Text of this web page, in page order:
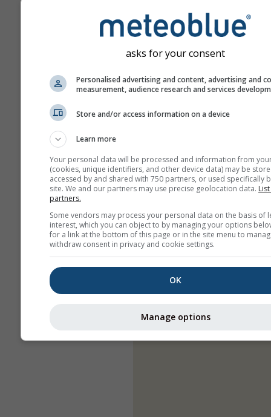
asks for your consent
Personalised advertising and content, advertising and
measurement, audience research and services
Store and/or access information on a device
Learn more
Your personal data will be processed and information from
(cookies, unique identifiers, and other device data) may be
accessed by and shared with 750 partners, or used specifically
site. We and our partners may use precise geolocation data.
partners.
Some vendors may process your personal data on the basis of
interest, which you can object to by managing your options
for a link at the bottom of this page or in the site menu to
withdraw consent in privacy and cookie settings.
OK
Manage options